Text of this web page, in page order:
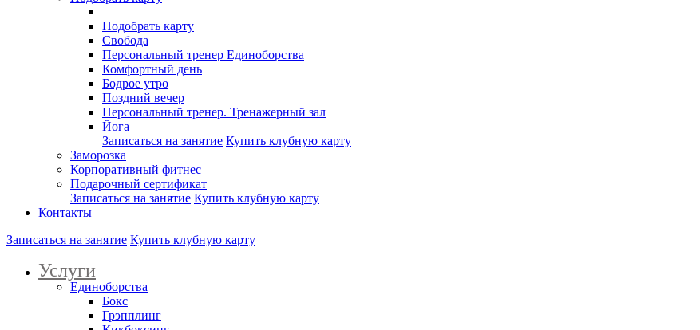
Подобрать карту
Свобода
Персональный тренер Единоборства
Комфортный день
Бодрое утро
Поздний вечер
Персональный тренер. Тренажерный зал
Йога
Записаться на занятие Купить клубную карту
Заморозка
Корпоративный фитнес
Подарочный сертификат
Записаться на занятие Купить клубную карту
Контакты
Записаться на занятие Купить клубную карту
Услуги
Единоборства
Бокс
Грэпплинг